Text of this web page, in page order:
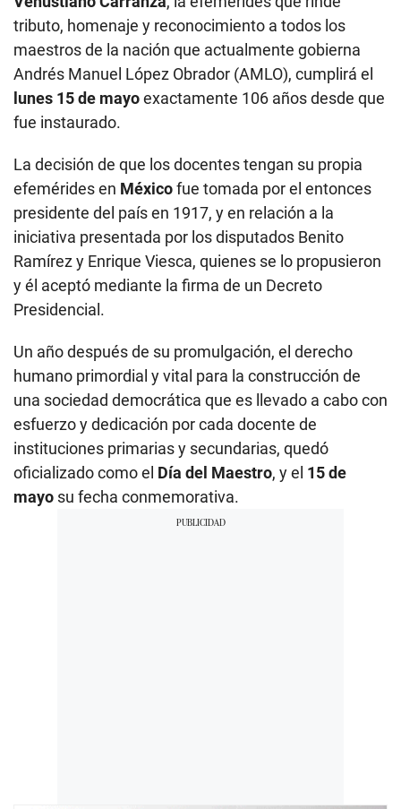
tributo, homenaje y reconocimiento a todos los
maestros de la nación que actualmente gobierna
Andrés Manuel López Obrador (AMLO), cumplirá el
lunes 15 de mayoexactamente 106 años desde que
fue instaurado.
La decisión de que los docentes tengan su propia
efemérides en Méxicofue tomada por el entonces
presidente del país en 1917, y en relación a la
iniciativa presentada por los disputados Benito
Ramírez y Enrique Viesca, quienes se lo propusieron
y él aceptó mediante la firma de un Decreto
Presidencial.
Un año después de su promulgación, el derecho
humano primordial y vital para la construcción de
una sociedad democrática que es llevado a cabo con
esfuerzo y dedicación por cada docente de
instituciones primarias y secundarias, quedó
oficializado como el Día del Maestro, y el 15 de
mayo su fecha conmemorativa.